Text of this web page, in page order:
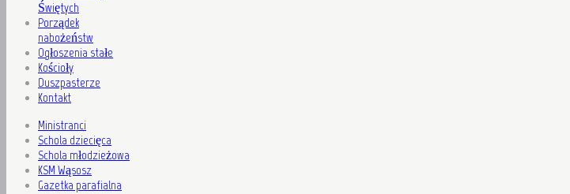
Świętych
Porządek
nabożeństw
Ogłoszenia stałe
Kościoły
Duszpasterze
Kontakt
Ministranci
Schola dziecięca
Schola młodzieżowa
KSM Wąsosz
Gazetka parafialna